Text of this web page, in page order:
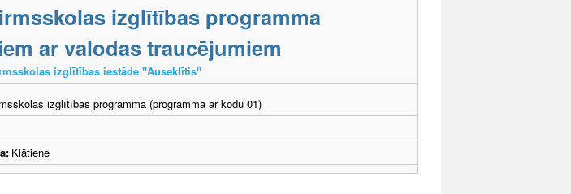
izglītības programma
ar valodas traucējumiem
izglītības iestāde "Auseklītis"
izglītības programma (programma ar kodu 01)
Klātiene